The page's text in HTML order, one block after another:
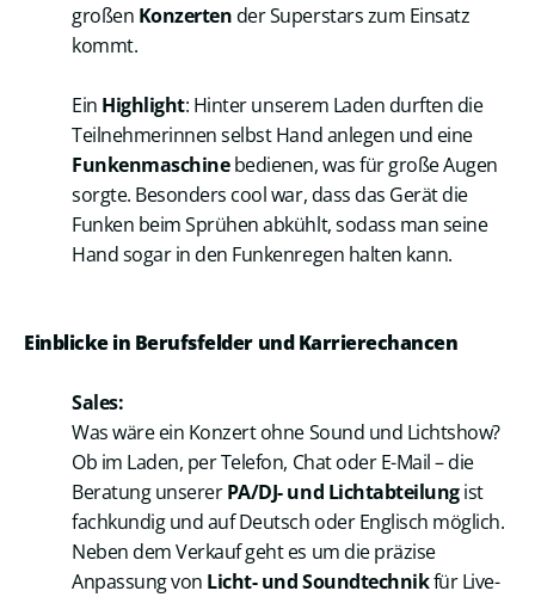
großen Konzertender Superstars zum Einsatz
kommt.
Ein Highlight: Hinter unserem Laden durften die
Teilnehmerinnen selbst Hand anlegen und eine
Funkenmaschinebedienen, was für große Augen
sorgte. Besonders cool war, dass das Gerät die
Funken beim Sprühen abkühlt, sodass man seine
Hand sogar in den Funkenregen halten kann.
Einblicke in Berufsfelder und Karrierechancen
Sales:
Was wäre ein Konzert ohne Sound und Lichtshow?
Ob im Laden, per Telefon, Chat oder E-Mail – die
Beratung unsererPA/DJ- und Lichtabteilungist
fachkundig und auf Deutsch oder Englisch möglich.
Neben dem Verkauf geht es um die präzise
Anpassung von Licht- und Soundtechnikfür Live-